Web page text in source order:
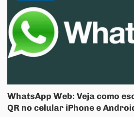
WhatsApp Web: Veja como
QR no celular iPhone e